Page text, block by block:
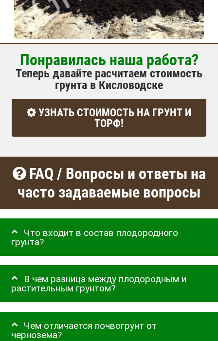
Понравилась наша работа?
Теперь давайте расчитаем стоимость
грунта в Кисловодске
УЗНАТЬ СТОИМОСТЬ НА ГРУНТ И
ТОРФ!
FAQ / Вопросы и ответы на
часто задаваемые вопросы
Что входит в состав плодородного
грунта?
В чем разница между плодородным и
растительным грунтом?
Чем отличается почвогрунт от
чернозема?